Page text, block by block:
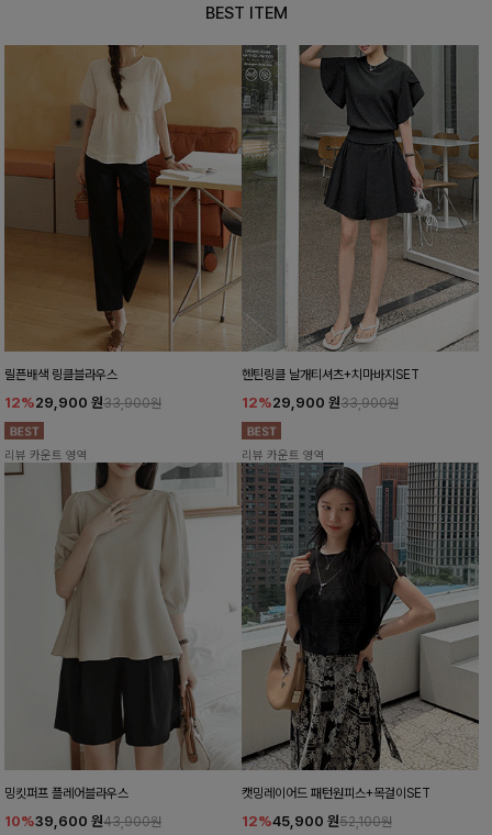
BEST ITEM
릴픈배색 링클블라우스
12%29,900 원33,900원
리뷰 카운트 영역
헨틴링클 날개티셔츠+치마바지SET
12%29,900 원33,900원
리뷰 카운트 영역
밍킷퍼프 플레어블라우스
10%39,600 원43,900원
캣밍레이어드 패턴원피스+목걸이SET
12%45,900 원52,100원